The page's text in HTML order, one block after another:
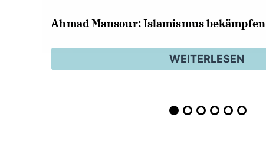
Ahmad Mansour: Islamismus bekämpfen
WEITERLESEN